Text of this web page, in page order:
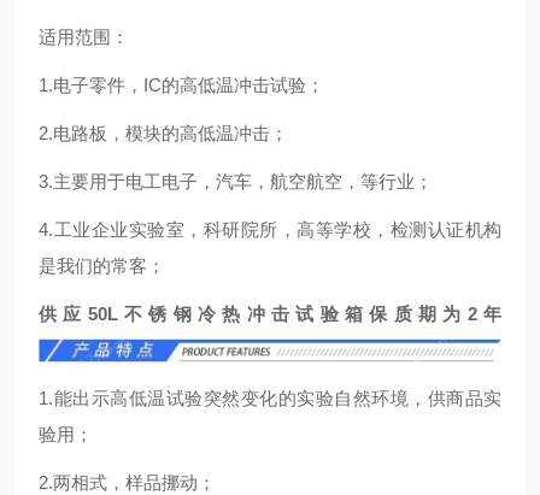
适用范围：
1.电子零件，IC的高低温冲击试验；
2.电路板，模块的高低温冲击；
3.主要用于电工电子，汽车，航空航空，等行业；
4.工业企业实验室，科研院所，高等学校，检测认证机构
是我们的常客；
供应50L不锈钢冷热冲击试验箱保质期为2年
1.能出示高低温试验突然变化的实验自然环境，供商品实
验用；
2.两相式，样品挪动；